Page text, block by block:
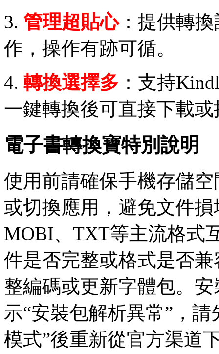
3. 管理超貼心：提供轉
作，操作有跡可循。
4. 轉換選擇多 ：支持
一鍵轉換後可直接下載
電子書轉換寶特別說明
使用前請確保手機存儲
或切換應用，避免文件
MOBI、TXT等主流格式
件是否完整或格式是否
整編碼或更新字體包。
示“安裝包解析異常”，
模式”後重新從官方渠道